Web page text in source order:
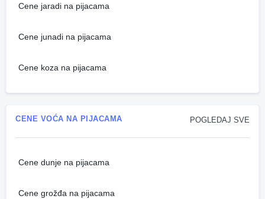
Cene jaradi na pijacama
Cene junadi na pijacama
Cene koza na pijacama
POGLEDAJ SVE
CENE VOĆA NA PIJACAMA
Cene dunje na pijacama
Cene grožđa na pijacama